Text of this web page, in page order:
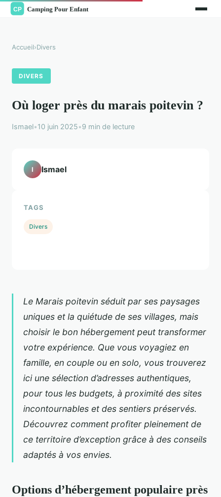
Accueil›Divers
DIVERS
Où loger près du marais poitevin ?
Ismael•10 juin 2025•9 min de lecture
Le Marais poitevin séduit par ses paysages
uniques et la quiétude de ses villages, mais
choisir le bon hébergement peut transformer
votre expérience. Que vous voyagiez en
famille, en couple ou en solo, vous trouverez
ici une sélection d’adresses authentiques,
pour tous les budgets, à proximité des sites
incontournables et des sentiers préservés.
Découvrez comment profiter pleinement de
ce territoire d’exception grâce à des conseils
adaptés à vos envies.
Options d’hébergement populaire près
I Ismael
TAGS
Divers